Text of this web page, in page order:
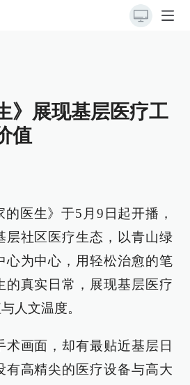
》展现基层医疗工
值
医生》于5月9日起开播，
层社区医疗生态，以青山绿
心为中心，用轻松治愈的笔
的真实日常，展现基层医疗
人文温度。
术画面，却有最贴近基层日
有高精尖的医疗设备与高大